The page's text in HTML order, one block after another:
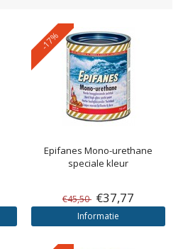
-17%
Epifanes Mono-urethane
speciale kleur
€45,50 €37,77
Informatie